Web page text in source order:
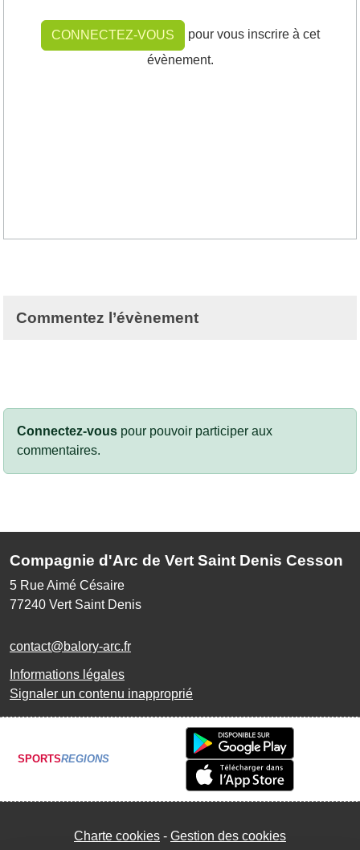
CONNECTEZ-VOUS
pour vous inscrire à cet
évènement.
Commentez l’évènement
Connectez-vous pour pouvoir participer aux
commentaires.
Compagnie d'Arc de Vert Saint Denis Cesson
5 Rue Aimé Césaire
77240 Vert Saint Denis
contact@balory-arc.fr
Informations légales
Signaler un contenu inapproprié
SPORTSREGIONS
Charte cookies Gestion des cookies